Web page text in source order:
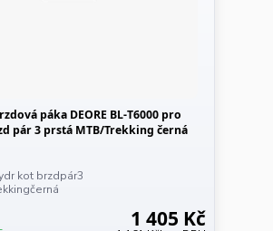
páka DEORE BL-T6000 pro
pár 3 prstá MTB/Trekking černá
kot brzdpár3
1 405 Kč